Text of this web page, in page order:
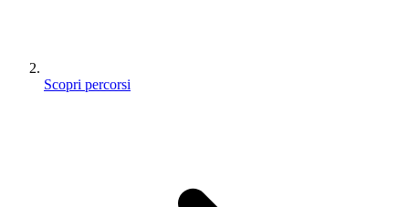
Scopri percorsi